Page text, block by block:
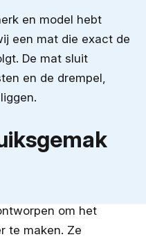
en model hebt
een mat die exact de
De mat sluit
en de drempel,
om het
te maken. Ze